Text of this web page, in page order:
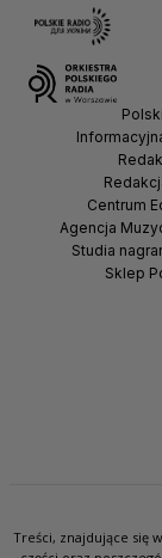
Centrum
Agencja
Studia
Sklep
Treści, znajdujące się